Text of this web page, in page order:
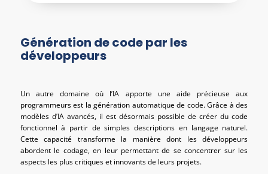
Génération de code par les
développeurs
Un autre domaine où l’IA apporte une aide précieuse aux
programmeurs est la génération automatique de code. Grâce à des
modèles d’IA avancés, il est désormais possible de créer du code
fonctionnel à partir de simples descriptions en langage naturel.
Cette capacité transforme la manière dont les développeurs
abordent le codage, en leur permettant de se concentrer sur les
aspects les plus critiques et innovants de leurs projets.